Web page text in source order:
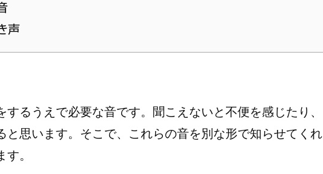
声
するうえで必要な音です。聞こえないと不便を感じたり、
と思います。そこで、これらの音を別な形で知らせてくれ
。